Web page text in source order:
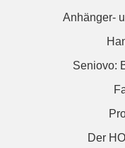
Anhänger-
Seniovo:
Der